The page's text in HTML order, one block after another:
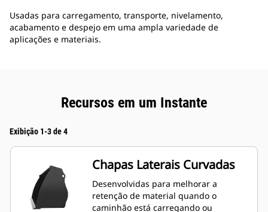
Usadas para carregamento, transporte, nivelamento,
acabamento e despejo em uma ampla variedade de
aplicações e materiais.
Recursos em um Instante
Exibição 1-3 de 4
Chapas Laterais Curvadas
Desenvolvidas para melhorar a
retenção de material quando o
caminhão está carregando ou